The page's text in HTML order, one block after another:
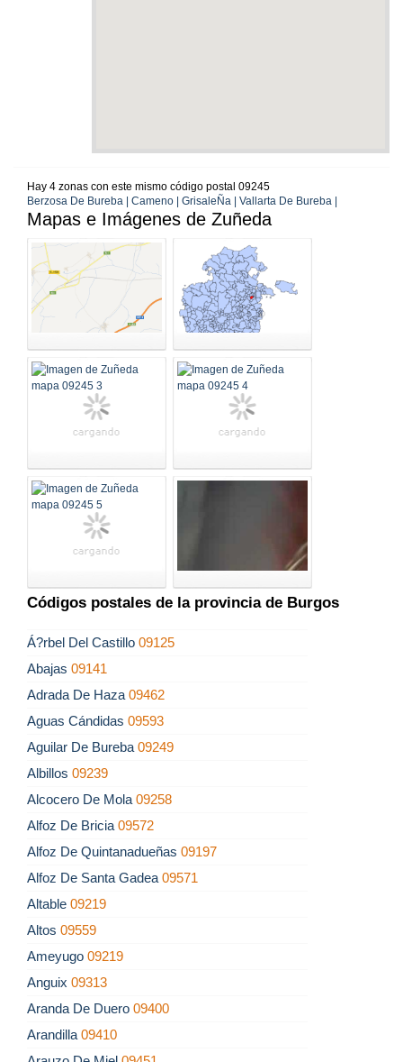
Hay 4 zonas con este mismo código postal 09245
Berzosa De Bureba | Cameno | GrisaleÑa | Vallarta De Bureba |
Mapas e Imágenes de Zuñeda
Códigos postales de la provincia de Burgos
Á?rbel Del Castillo 09125
Abajas 09141
Adrada De Haza 09462
Aguas Cándidas 09593
Aguilar De Bureba 09249
Albillos 09239
Alcocero De Mola 09258
Alfoz De Bricia 09572
Alfoz De Quintanadueñas 09197
Alfoz De Santa Gadea 09571
Altable 09219
Altos 09559
Ameyugo 09219
Anguix 09313
Aranda De Duero 09400
Arandilla 09410